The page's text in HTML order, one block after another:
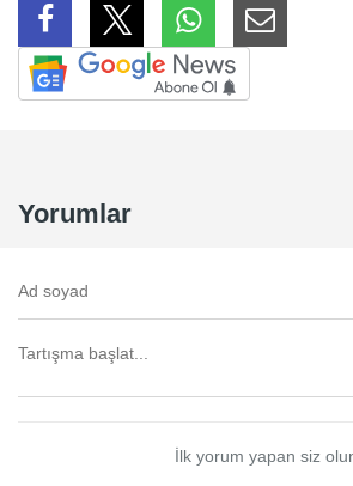
Yorumlar
İlk yorum yapan siz